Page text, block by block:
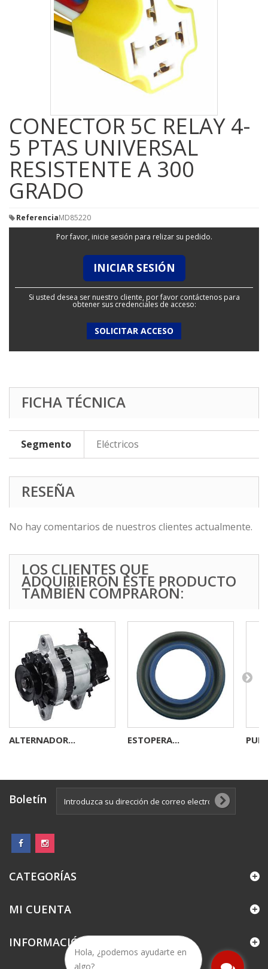
Hola, ¿podemos ayudarte en
algo?
CONECTOR 5C RELAY 4-
5 PTAS UNIVERSAL
RESISTENTE A 300
GRADO
ReferenciaMD85220
Por favor, inicie sesión para relizar su pedido.
INICIAR SESIÓN
Si usted desea ser nuestro cliente, por favor contáctenos para
obtener sus credenciales de acceso:
SOLICITAR ACCESO
FICHA TÉCNICA
Segmento Eléctricos
RESEÑA
No hay comentarios de nuestros clientes actualmente.
LOS CLIENTES QUE
ADQUIRIERON ESTE PRODUCTO
TAMBIÉN COMPRARON:
ALTERNADOR... ESTOPERA...
Boletín
CATEGORÍAS
MI CUENTA
INFORMACIÓN